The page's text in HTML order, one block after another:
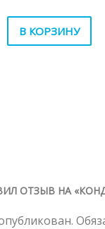
В КОРЗИНУ
ОТЗЫВ НА